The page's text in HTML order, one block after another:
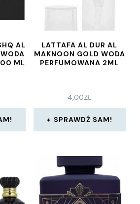
AL
ML
LATTAFA AL DUR AL
MAKNOON GOLD WODA
PERFUMOWANA 2ML
4,00ZŁ
SPRAWDŹ SAM!